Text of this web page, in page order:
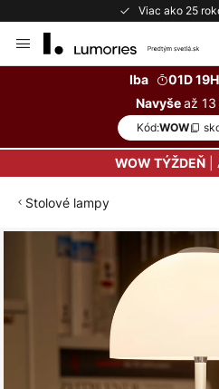
Viac ako 25
to
Iba
01D
Navyšeaž
Kód:WOW
WOW TÝŽDEŇ|
Stolové lampy
Preskočiť
galérie
obrázkov